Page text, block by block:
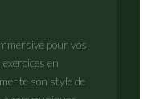
pour vos
en
son style de